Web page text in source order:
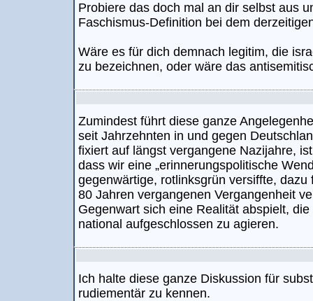
Probiere das doch mal an dir selbst aus
Faschismus-Definition bei dem
Wäre es für dich demnach legitim, die
zu bezeichnen, oder wäre das
Zumindest führt diese ganze
seit Jahrzehnten in und gegen
fixiert auf längst vergangene Nazijahre,
dass wir eine „erinnerungspolitische
gegenwärtige, rotlinksgrün versiffte,
80 Jahren vergangenen Vergangenheit
Gegenwart sich eine Realität abspielt,
national aufgeschlossen zu agieren.
Ich halte diese ganze Diskussion für
rudiementär zu kennen.